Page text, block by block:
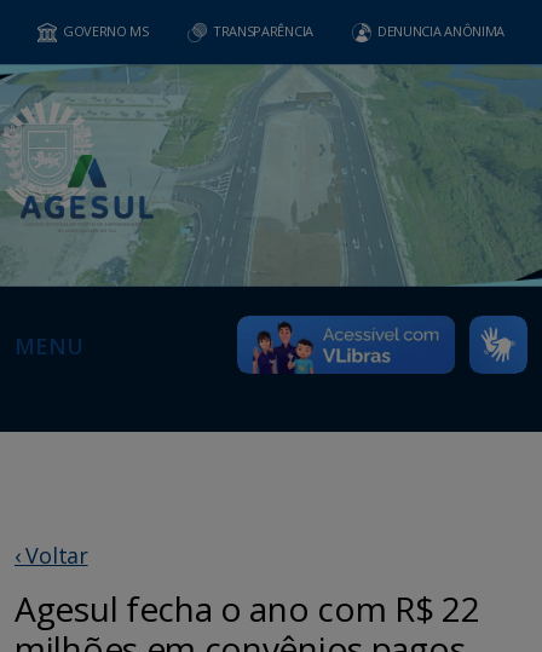
GOVERNO MS TRANSPARÊNCIA DENUNCIA ANÔNIMA
MENU
‹ Voltar
Agesul fecha o ano com R$ 22